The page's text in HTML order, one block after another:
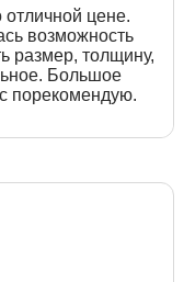
цене.
возможность
размер, толщину,
Большое
порекомендую.